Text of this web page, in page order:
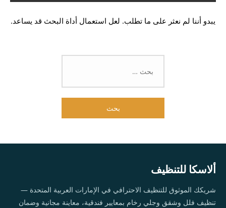
يبدو أننا لم نعثر على ما تطلب. لعل استعمال أداة البحث قد يساعد.
ألاسكا للتنظيف
شريكك الموثوق للتنظيف الاحترافي في الإمارات العربية المتحدة —
تنظيف فلل وشقق وجلي رخام بمعايير فندقية، معاينة مجانية وضمان